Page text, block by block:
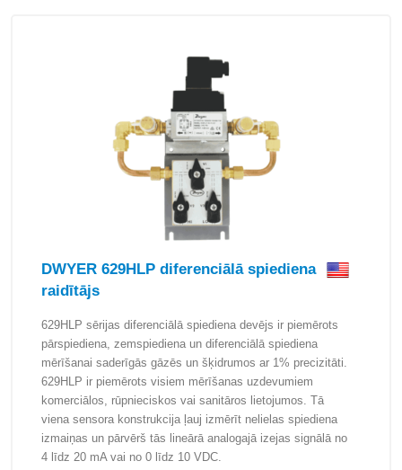
DWYER 629HLP diferenciālā spiediena
raidītājs
629HLP sērijas diferenciālā spiediena devējs ir piemērots
pārspiediena, zemspiediena un diferenciālā spiediena
mērīšanai saderīgās gāzēs un šķidrumos ar 1% precizitāti.
629HLP ir piemērots visiem mērīšanas uzdevumiem
komerciālos, rūpnieciskos vai sanitāros lietojumos. Tā
viena sensora konstrukcija ļauj izmērīt nelielas spiediena
izmaiņas un pārvērš tās lineārā analogajā izejas signālā no
4 līdz 20 mA vai no 0 līdz 10 VDC.